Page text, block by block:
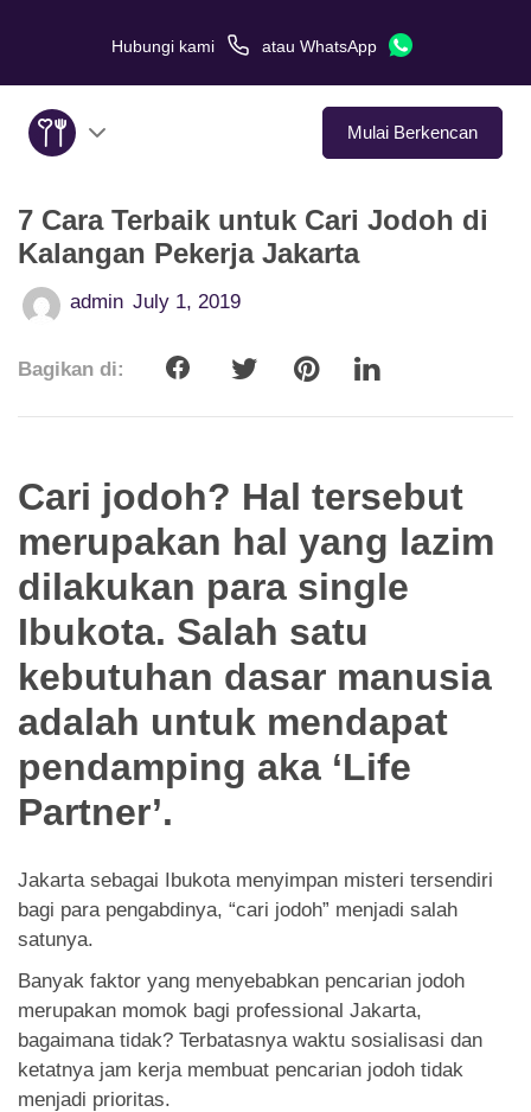
Hubungi kami atau WhatsApp
Mulai Berkencan
Tentang Kami
Layanan
App
Hubungi Kami
7 Cara Terbaik untuk Cari Jodoh di
Kalangan Pekerja Jakarta
admin July 1, 2019
Bagikan di:
Cari jodoh? Hal tersebut
merupakan hal yang lazim
dilakukan para single
Ibukota. Salah satu
kebutuhan dasar manusia
adalah untuk mendapat
pendamping aka ‘Life
Partner’.
Jakarta sebagai Ibukota menyimpan misteri tersendiri
bagi para pengabdinya, “cari jodoh” menjadi salah
satunya.
Banyak faktor yang menyebabkan pencarian jodoh
merupakan momok bagi professional Jakarta,
bagaimana tidak? Terbatasnya waktu sosialisasi dan
ketatnya jam kerja membuat pencarian jodoh tidak
menjadi prioritas.